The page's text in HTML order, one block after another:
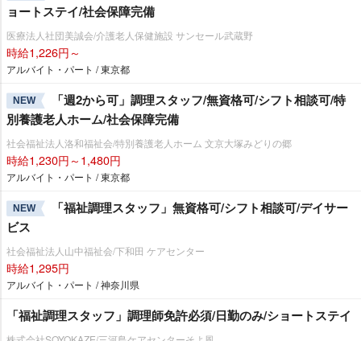
ョートステイ/社会保障完備
医療法人社団美誠会/介護老人保健施設 サンセール武蔵野
時給1,226円～
アルバイト・パート / 東京都
NEW
「週2から可」調理スタッフ/無資格可/シフト相談可/特
別養護老人ホーム/社会保障完備
社会福祉法人洛和福祉会/特別養護老人ホーム 文京大塚みどりの郷
時給1,230円～1,480円
アルバイト・パート / 東京都
NEW
「福祉調理スタッフ」無資格可/シフト相談可/デイサー
ビス
社会福祉法人山中福祉会/下和田 ケアセンター
時給1,295円
アルバイト・パート / 神奈川県
「福祉調理スタッフ」調理師免許必須/日勤のみ/ショートステイ